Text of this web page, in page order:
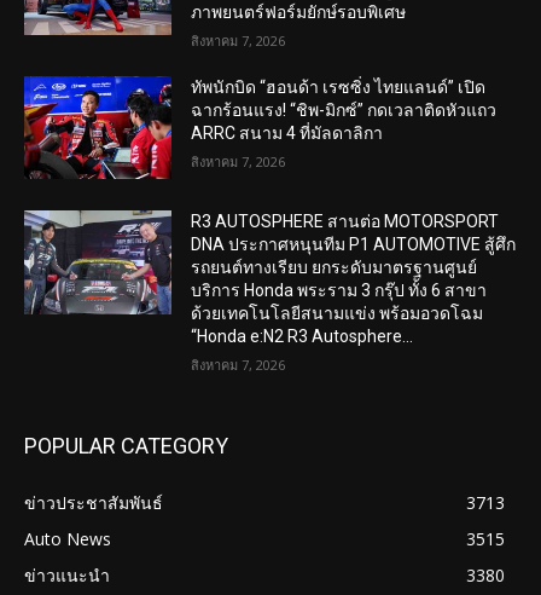
ภาพยนตร์ฟอร์มยักษ์รอบพิเศษ
สิงหาคม 7, 2026
ทัพนักบิด “ฮอนด้า เรซซิ่ง ไทยแลนด์” เปิด
ฉากร้อนแรง! “ชิพ-มิกซ์” กดเวลาติดหัวแถว
ARRC สนาม 4 ที่มัลดาลิกา
สิงหาคม 7, 2026
R3 AUTOSPHERE สานต่อ MOTORSPORT
DNA ประกาศหนุนทีม P1 AUTOMOTIVE สู้ศึก
รถยนต์ทางเรียบ ยกระดับมาตรฐานศูนย์
บริการ Honda พระราม 3 กรุ๊ป ทั้ง 6 สาขา
ด้วยเทคโนโลยีสนามแข่ง พร้อมอวดโฉม
“Honda e:N2 R3 Autosphere...
สิงหาคม 7, 2026
POPULAR CATEGORY
ข่าวประชาสัมพันธ์
3713
Auto News
3515
ข่าวแนะนำ
3380